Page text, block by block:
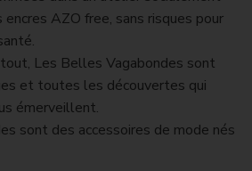
AZO free, sans risques pour
Les Belles Vagabondes sont
et toutes les découvertes qui
émerveillent.
sont des accessoires de mode nés